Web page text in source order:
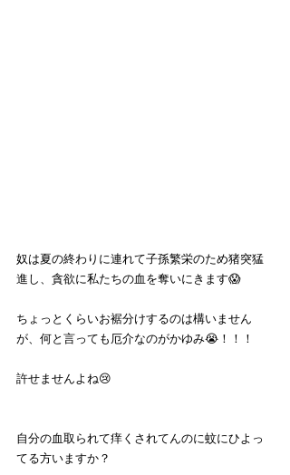
奴は夏の終わりに連れて子孫繁栄のため猪突猛
進し、貪欲に私たちの血を奪いにきます😱
ちょっとくらいお裾分けするのは構いません
が、何と言っても厄介なのがかゆみ😭！！！
許せませんよね😢
自分の血取られて痒くされてんのに蚊にひよっ
てる方いますか？